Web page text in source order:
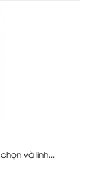
và linh...